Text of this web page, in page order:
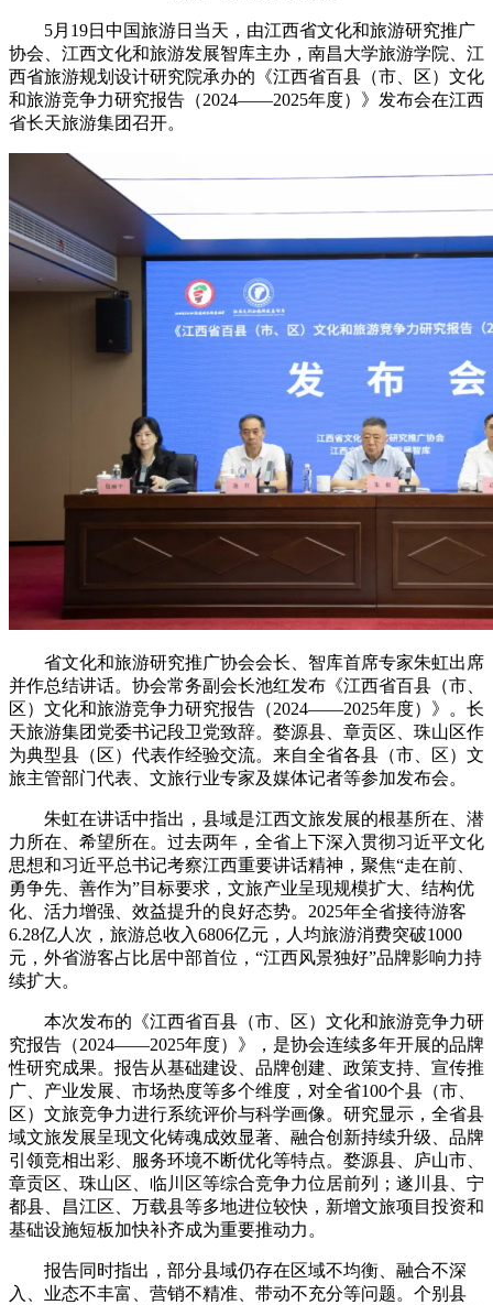
5月19日中国旅游日当天，由江西省文化和旅游研究推广
协会、江西文化和旅游发展智库主办，南昌大学旅游学院、江
西省旅游规划设计研究院承办的《江西省百县（市、区）文化
和旅游竞争力研究报告（2024——2025年度）》发布会在江西
省长天旅游集团召开。
省文化和旅游研究推广协会会长、智库首席专家朱虹出席
并作总结讲话。协会常务副会长池红发布《江西省百县（市、
区）文化和旅游竞争力研究报告（2024——2025年度）》。长
天旅游集团党委书记段卫党致辞。婺源县、章贡区、珠山区作
为典型县（区）代表作经验交流。来自全省各县（市、区）文
旅主管部门代表、文旅行业专家及媒体记者等参加发布会。
朱虹在讲话中指出，县域是江西文旅发展的根基所在、潜
力所在、希望所在。过去两年，全省上下深入贯彻习近平文化
思想和习近平总书记考察江西重要讲话精神，聚焦“走在前、
勇争先、善作为”目标要求，文旅产业呈现规模扩大、结构优
化、活力增强、效益提升的良好态势。2025年全省接待游客
6.28亿人次，旅游总收入6806亿元，人均旅游消费突破1000
元，外省游客占比居中部首位，“江西风景独好”品牌影响力持
续扩大。
本次发布的《江西省百县（市、区）文化和旅游竞争力研
究报告（2024——2025年度）》，是协会连续多年开展的品牌
性研究成果。报告从基础建设、品牌创建、政策支持、宣传推
广、产业发展、市场热度等多个维度，对全省100个县（市、
区）文旅竞争力进行系统评价与科学画像。研究显示，全省县
域文旅发展呈现文化铸魂成效显著、融合创新持续升级、品牌
引领竞相出彩、服务环境不断优化等特点。婺源县、庐山市、
章贡区、珠山区、临川区等综合竞争力位居前列；遂川县、宁
都县、昌江区、万载县等多地进位较快，新增文旅项目投资和
基础设施短板加快补齐成为重要推动力。
报告同时指出，部分县域仍存在区域不均衡、融合不深
入、业态不丰富、营销不精准、带动不充分等问题。个别县